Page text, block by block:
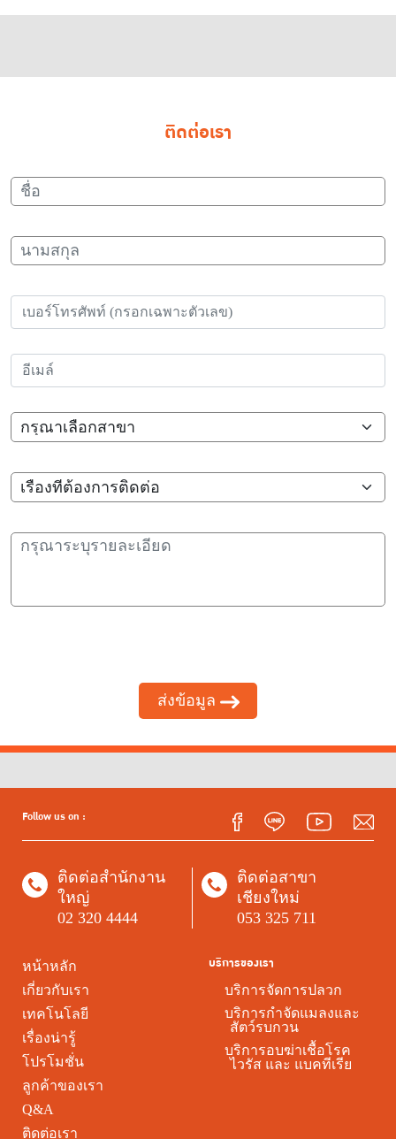
ติดต่อเรา
ส่งข้อมูล
Follow us on :
ติดต่อสำนักงาน
ใหญ่
02 320 4444
ติดต่อสาขา
เชียงใหม่
053 325 711
หน้าหลัก
เกี่ยวกับเรา
เทคโนโลยี
เรื่องน่ารู้
โปรโมชั่น
ลูกค้าของเรา
Q&A
ติดต่อเรา
บริการของเรา
บริการจัดการปลวก
บริการกำจัดแมลงและ
สัตว์รบกวน
บริการอบฆ่าเชื้อโรค
ไวรัส และ แบคทีเรีย